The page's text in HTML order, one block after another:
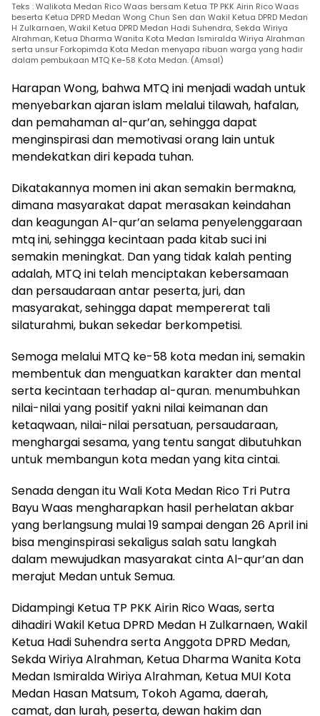
Teks : Walikota Medan Rico Waas bersam Ketua TP PKK Airin Rico Waas
beserta Ketua DPRD Medan Wong Chun Sen dan Wakil Ketua DPRD Medan
H Zulkarnaen, Wakil Ketua DPRD Medan Hadi Suhendra, Sekda Wiriya
Alrahman, Ketua Dharma Wanita Kota Medan Ismiralda Wiriya Alrahman
serta unsur Forkopimda Kota Medan menyapa ribuan warga yang hadir
dalam pembukaan MTQ Ke-58 Kota Medan. (Amsal)
Harapan Wong, bahwa MTQ ini menjadi wadah untuk
menyebarkan ajaran islam melalui tilawah, hafalan,
dan pemahaman al-qur’an, sehingga dapat
menginspirasi dan memotivasi orang lain untuk
mendekatkan diri kepada tuhan.
Dikatakannya momen ini akan semakin bermakna,
dimana masyarakat dapat merasakan keindahan
dan keagungan Al-qur’an selama penyelenggaraan
mtq ini, sehingga kecintaan pada kitab suci ini
semakin meningkat. Dan yang tidak kalah penting
adalah, MTQ ini telah menciptakan kebersamaan
dan persaudaraan antar peserta, juri, dan
masyarakat, sehingga dapat mempererat tali
silaturahmi, bukan sekedar berkompetisi.
Semoga melalui MTQ ke-58 kota medan ini, semakin
membentuk dan menguatkan karakter dan mental
serta kecintaan terhadap al-quran. menumbuhkan
nilai-nilai yang positif yakni nilai keimanan dan
ketaqwaan, nilai-nilai persatuan, persaudaraan,
menghargai sesama, yang tentu sangat dibutuhkan
untuk membangun kota medan yang kita cintai.
Senada dengan itu Wali Kota Medan Rico Tri Putra
Bayu Waas mengharapkan hasil perhelatan akbar
yang berlangsung mulai 19 sampai dengan 26 April ini
bisa menginspirasi sekaligus salah satu langkah
dalam mewujudkan masyarakat cinta Al-qur’an dan
merajut Medan untuk Semua.
Didampingi Ketua TP PKK Airin Rico Waas, serta
dihadiri Wakil Ketua DPRD Medan H Zulkarnaen, Wakil
Ketua Hadi Suhendra serta Anggota DPRD Medan,
Sekda Wiriya Alrahman, Ketua Dharma Wanita Kota
Medan Ismiralda Wiriya Alrahman, Ketua MUI Kota
Medan Hasan Matsum, Tokoh Agama, daerah,
camat, dan lurah, peserta, dewan hakim dan